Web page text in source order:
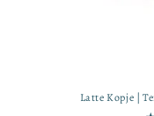
Latte Kopje |